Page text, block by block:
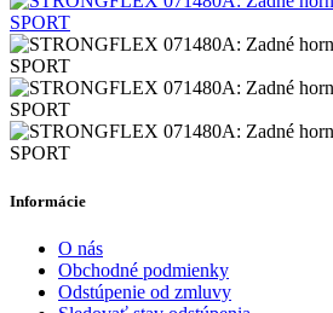
Informácie
O nás
Obchodné podmienky
Odstúpenie od zmluvy